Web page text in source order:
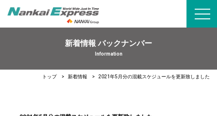
新着情報 バックナンバー
Information
トップ 新着情報 2021年5月分の混載スケジュールを更新致しました